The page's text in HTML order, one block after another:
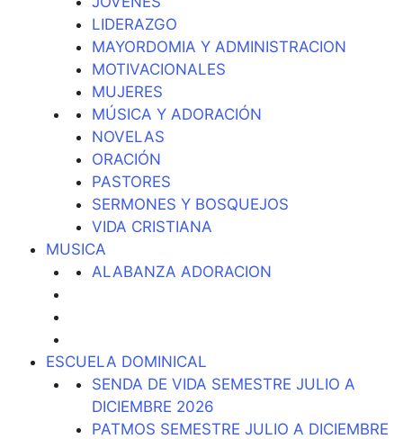
LIDERAZGO
MAYORDOMIA Y ADMINISTRACION
MOTIVACIONALES
MUJERES
MÚSICA Y ADORACIÓN
NOVELAS
ORACIÓN
PASTORES
SERMONES Y BOSQUEJOS
VIDA CRISTIANA
MUSICA
ALABANZA ADORACION
ESCUELA DOMINICAL
SENDA DE VIDA SEMESTRE JULIO A
DICIEMBRE 2026
PATMOS SEMESTRE JULIO A DICIEMBRE